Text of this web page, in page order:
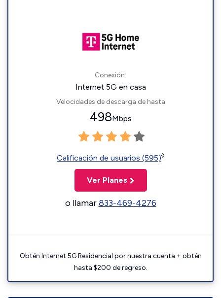
Conexión:
Internet 5G en casa
Velocidades de descarga de hasta
498Mbps
Calificación de usuarios (595)◊
Ver Planes
o llamar833-469-4276
Obtén Internet 5G Residencial por nuestra cuenta + obtén
hasta $200 de regreso.